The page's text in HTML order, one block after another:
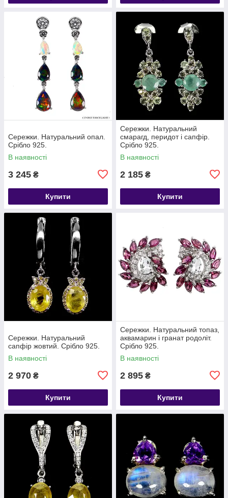
Сережки. Натуральний опал.
Срібло 925.
В наявності
3 245 ₴
Купити
Сережки. Натуральний
смарагд, перидот і сапфір.
Срібло 925.
В наявності
2 185 ₴
Купити
Сережки. Натуральний
сапфір жовтий. Срібло 925.
В наявності
2 970 ₴
Купити
Сережки. Натуральний топаз,
аквамарин і гранат родоліт.
Срібло 925.
В наявності
2 895 ₴
Купити